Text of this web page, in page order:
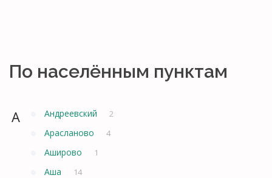
По населённым пунктам
А Андреевский 2
Арасланово 4
Аширово 1
Аша 14